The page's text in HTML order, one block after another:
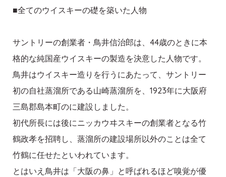
■全てのウイスキーの礎を築いた人物
サントリーの創業者・鳥井信治郎は、44歳のときに本
格的な純国産ウイスキーの製造を決意した人物です。
鳥井はウイスキー造りを行うにあたって、サントリー
初の自社蒸溜所である山崎蒸溜所を、1923年に大阪府
三島郡島本町のに建設しました。
初代所長には後にニッカウヰスキーの創業者となる竹
鶴政孝を招聘し、蒸溜所の建設場所以外のことは全て
竹鶴に任せたといわれています。
とはいえ鳥井は「大阪の鼻」と呼ばれるほど嗅覚が優